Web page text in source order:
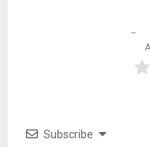
Subscribe